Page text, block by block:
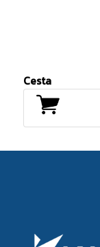
Cesta